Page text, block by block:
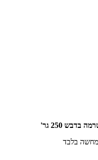
בדבש 250 גר'
בלבד